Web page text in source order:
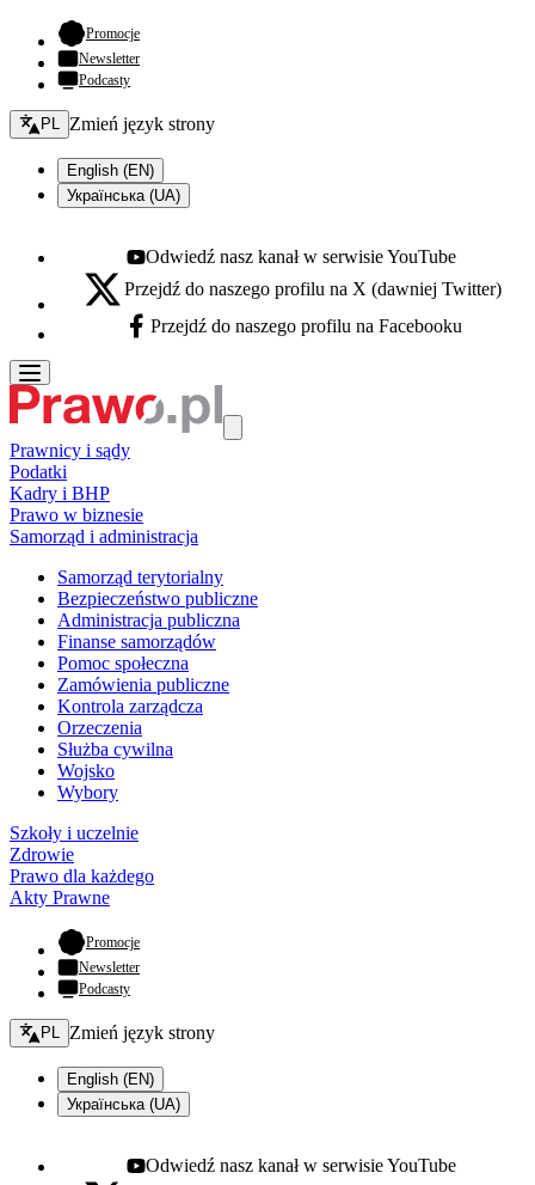
Promocje- otwiera się w nowej karcie
Newsletter
Podcasty
Zmień język - bieżący:
PL Zmień język strony
English (EN)
Українська (UA)
Youtube - otwiera się w nowej karcie
Odwiedź nasz kanał w serwisie YouTube
X - otwiera się w nowej karcie
Przejdź do naszego profilu na X (dawniej Twitter)
Facebook - otwiera się w nowej karcie
Przejdź do naszego profilu na Facebooku
Prawnicy i sądy
Podatki
Kadry i BHP
Prawo w biznesie
Samorząd i administracja
Samorząd terytorialny
Bezpieczeństwo publiczne
Administracja publiczna
Finanse samorządów
Pomoc społeczna
Zamówienia publiczne
Kontrola zarządcza
Orzeczenia
Służba cywilna
Wojsko
Wybory
Szkoły i uczelnie
Zdrowie
Prawo dla każdego
Akty Prawne
Promocje- otwiera się w nowej karcie
Newsletter
Podcasty
Zmień język - bieżący:
PL Zmień język strony
English (EN)
Українська (UA)
Youtube - otwiera się w nowej karcie
Odwiedź nasz kanał w serwisie YouTube